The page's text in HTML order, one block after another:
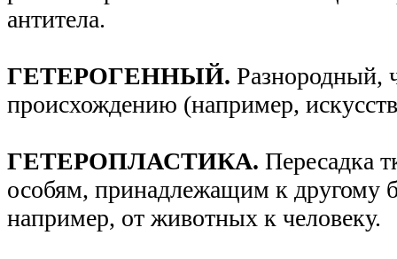
антитела.
ГЕТЕРОГЕННЫЙ. Разнородный,
происхождению (например,
ГЕТЕРОПЛАСТИКА. Пересадка
особям, принадлежащим к другому
например, от животных к человеку.